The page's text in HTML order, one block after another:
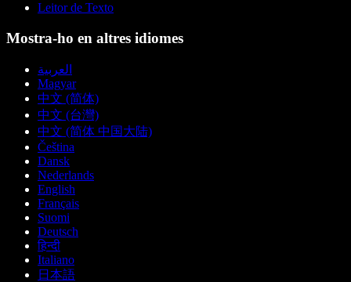
Leitor de Texto
Mostra-ho en altres idiomes
العربية
Magyar
中文 (简体)
中文 (台灣)
中文 (简体 中国大陆)
Čeština
Dansk
Nederlands
English
Français
Suomi
Deutsch
हिन्दी
Italiano
日本語